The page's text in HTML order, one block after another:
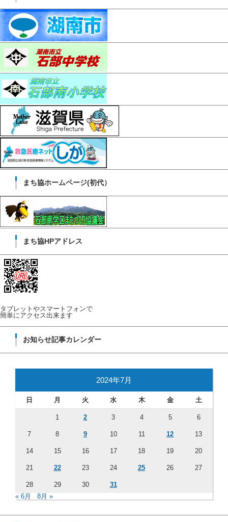
まち協ホームページ(初代）
まち協HPアドレス
タブレットやスマートフォンで
簡単にアクセス出来ます
お知らせ記事カレンダー
2024年7月
日 月 火 水 木 金 土
1 2 3 4 5 6
7 8 9 10 11 12 13
14 15 16 17 18 19 20
21 22 23 24 25 26 27
28 29 30
31
« 6月
8月 »